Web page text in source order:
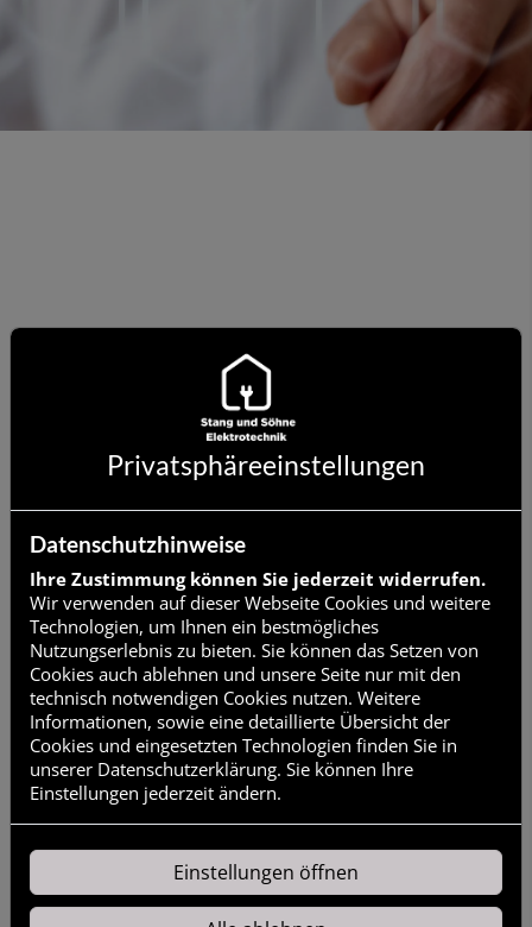
Barrierefreiheitsstärkungsgesetz (BFSG) sowie der EU-
Norm EN 301 549 barrierefrei zugänglich zu machen.
Diese Erklärung zur Barrierefreiheit gilt für:
Stand der Vereinbarkeit mit den Anforderungen: Diese
Website ist nach aktuellem Stand teilweise barrierefrei.
Wir arbeiten fortlaufend daran, bestehende Barrieren zu
Nicht barrierefreie Inhalte können umfassen:
Buttons und Links ohne Text und Labels
Tastaturbedienbare Inhalte
Pdfs und weitere eingebettete Dokumente
Seiten zu Newsbeiträgen oder Landingpages
Audioinhalte ohne Untertitel oder Transkription
Nicht ausreichender Kontrast, u.a. bei Text vor
Bildern
Logos ohne Alternativtexte
Externe Tools wie Planer, Konfiguratoren oder
Assistenten
Feedback und Kontakt: Wenn Ihnen Barrieren auffallen
oder Sie Probleme bei der Nutzung unserer Website
haben, freuen wir uns über Ihre Rückmeldung:
Privatsphäre­einstellungen
Datenschutzhinweise
Ihre Zustimmung können Sie jederzeit widerrufen.
Wir verwenden auf dieser Webseite Cookies und weitere
Technologien, um Ihnen ein bestmögliches
Nutzungserlebnis zu bieten. Sie können das Setzen von
Cookies auch ablehnen und unsere Seite nur mit den
technisch notwendigen Cookies nutzen. Weitere
Informationen, sowie eine detaillierte Übersicht der
Cookies und eingesetzten Technologien finden Sie in
unserer Datenschutzerklärung. Sie können Ihre
Einstellungen jederzeit ändern.
Einstellungen öffnen